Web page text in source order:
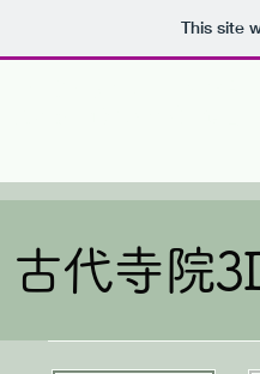
This site
古代寺院